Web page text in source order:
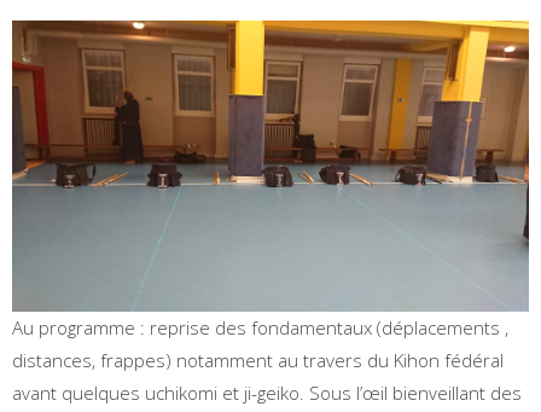
Au programme : reprise des fondamentaux (déplacements ,
distances, frappes) notamment au travers du Kihon fédéral
avant quelques uchikomi et ji-geiko. Sous l’œil bienveillant des